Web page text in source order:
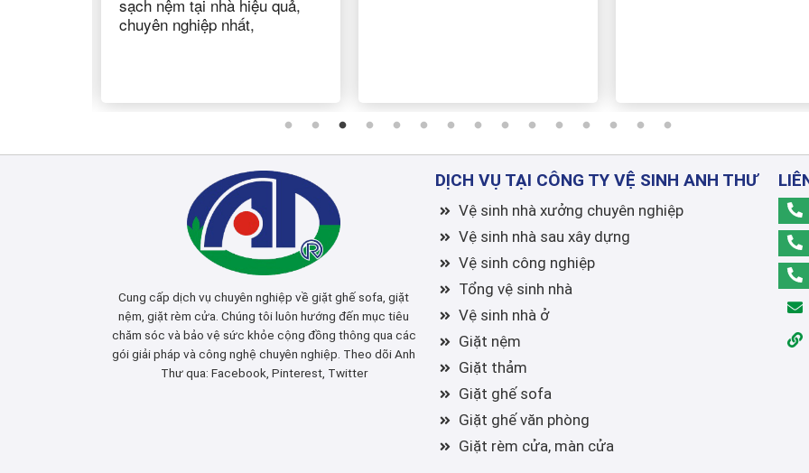
Cung cấp dịch vụ chuyên nghiệp về giặt ghế sofa, giặt
nệm, giặt rèm cửa. Chúng tôi luôn hướng đến mục tiêu
chăm sóc và bảo vệ sức khỏe cộng đồng thông qua các
gói giải pháp và công nghệ chuyên nghiệp. Theo dõi Anh
Thư qua: Facebook Pinterest, Twitter
DỊCH VỤ TẠI CÔNG TY VỆ SINH ANH THƯ
Vệ sinh nhà xưởng chuyên nghiệp
Vệ sinh nhà sau xây dựng
Vệ sinh công nghiệp
Tổng vệ sinh nhà
Vệ sinh nhà ở
Giặt nệm
Giặt thảm
Giặt ghế sofa
Giặt ghế văn phòng
Giặt rèm cửa, màn cửa